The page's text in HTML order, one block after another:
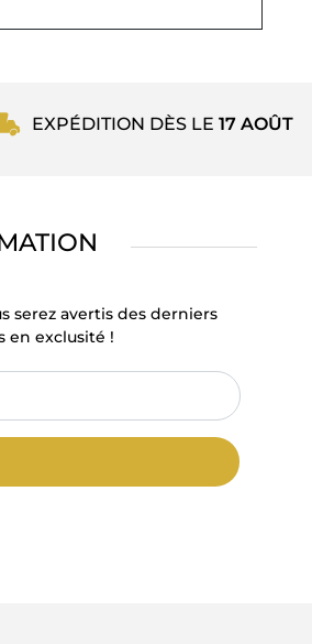
EXPÉDITION DÈS LE 17 AOÛT
serez avertis des derniers
en exclusité !